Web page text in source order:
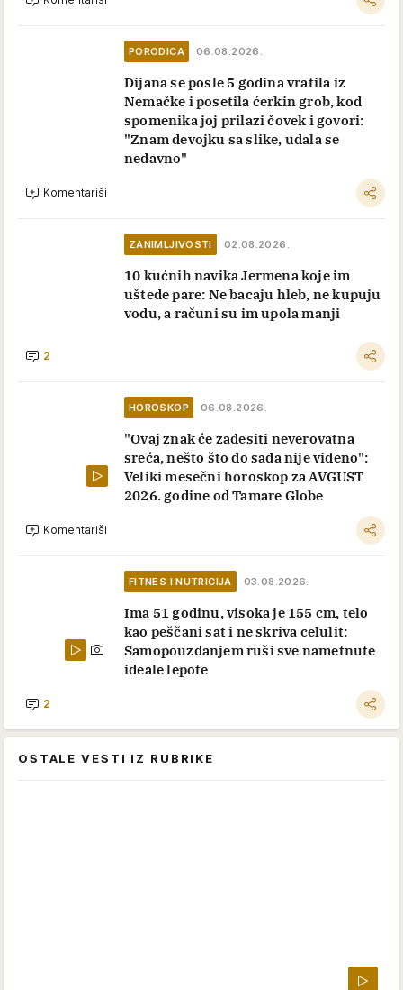
PORODICA 06.08.2026.
Dijana se posle 5 godina vratila iz
Nemačke i posetila ćerkin grob, kod
spomenika joj prilazi čovek i govori:
"Znam devojku sa slike, udala se
nedavno"
Komentariši
ZANIMLJIVOSTI 02.08.2026.
10 kućnih navika Jermena koje im
uštede pare: Ne bacaju hleb, ne kupuju
vodu, a računi su im upola manji
2
HOROSKOP 06.08.2026.
"Ovaj znak će zadesiti neverovatna
sreća, nešto što do sada nije viđeno":
Veliki mesečni horoskop za AVGUST
2026. godine od Tamare Globe
Komentariši
FITNES I NUTRICIJA 03.08.2026.
Ima 51 godinu, visoka je 155 cm, telo
kao peščani sat i ne skriva celulit:
Samopouzdanjem ruši sve nametnute
ideale lepote
2
OSTALE VESTI IZ RUBRIKE